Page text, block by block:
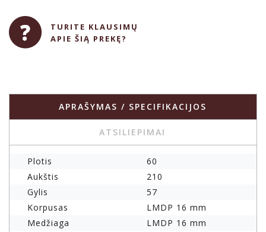
TURITE KLAUSIMŲ
APIE ŠIĄ PREKĘ?
APRAŠYMAS / SPECIFIKACIJOS
ATSILIEPIMAI
Plotis
60
Aukštis
210
Gylis
57
Korpusas
LMDP 16 mm
Medžiaga
LMDP 16 mm